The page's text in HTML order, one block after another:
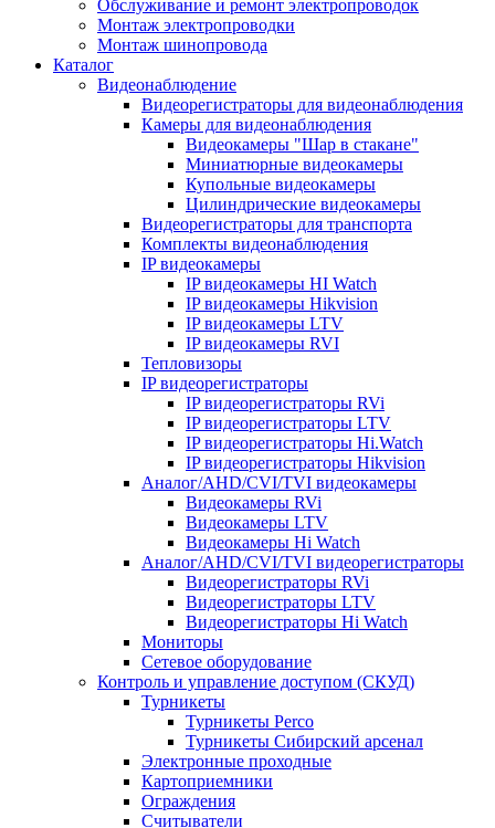
Обслуживание и ремонт электропроводок
Монтаж электропроводки
Монтаж шинопровода
Каталог
Видеонаблюдение
Видеорегистраторы для видеонаблюдения
Камеры для видеонаблюдения
Видеокамеры "Шар в стакане"
Миниатюрные видеокамеры
Купольные видеокамеры
Цилиндрические видеокамеры
Видеорегистраторы для транспорта
Комплекты видеонаблюдения
IP видеокамеры
IP видеокамеры HI Watch
IP видеокамеры Hikvision
IP видеокамеры LTV
IP видеокамеры RVI
Тепловизоры
IP видеорегистраторы
IP видеорегистраторы RVi
IP видеорегистраторы LTV
IP видеорегистраторы Hi.Watch
IP видеорегистраторы Hikvision
Аналог/AHD/CVI/TVI видеокамеры
Видеокамеры RVi
Видеокамеры LTV
Видеокамеры Hi Watch
Аналог/AHD/CVI/TVI видеорегистраторы
Видеорегистраторы RVi
Видеорегистраторы LTV
Видеорегистраторы Hi Watch
Мониторы
Сетевое оборудование
Контроль и управление доступом (СКУД)
Турникеты
Турникеты Perco
Турникеты Сибирский арсенал
Электронные проходные
Картоприемники
Ограждения
Считыватели